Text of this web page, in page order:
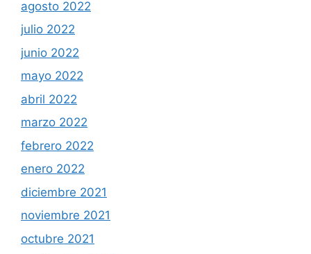
agosto 2022
julio 2022
junio 2022
mayo 2022
abril 2022
marzo 2022
febrero 2022
enero 2022
diciembre 2021
noviembre 2021
octubre 2021